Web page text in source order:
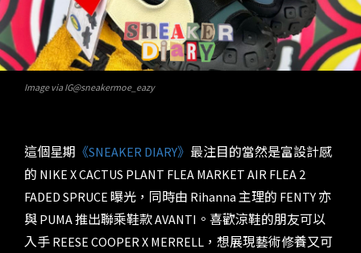
Image via IG@sneakermoe_eazy
這個星期 《SNEAKER DIARY》 最注目的當然是富設計感
的 NIKE X CACTUS PLANT FLEA MARKET AIR FLEA 2
FADED SPRUCE 曝光，同時由 Rihanna 主理的 FENTY 亦
與 PUMA 推出聯乘鞋款 AVANTI。喜歡涼鞋的朋友可以
入手 REESE COOPER X MERRELL，想展現藝術修養又可